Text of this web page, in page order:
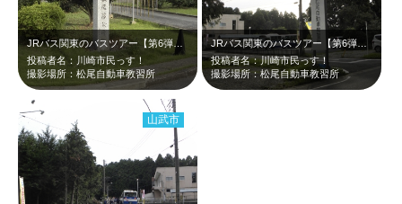
JRバス関東のバスツアー【第6弾！山城ガールむつみ隊長と行く千葉の山城ツアー】…
投稿者名：川崎市民っす！
撮影場所：松尾自動車教習所
JRバス関東のバスツアー【第6弾！山城ガールむつみ隊長と行く千葉の山城ツアー】…
投稿者名：川崎市民っす！
撮影場所：松尾自動車教習所
山武市